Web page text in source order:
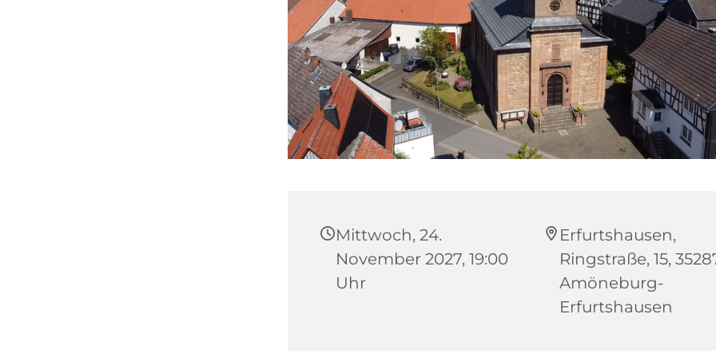
Mittwoch, 24.
November 2027, 19:00
Uhr
Erfurtshausen,
Ringstraße, 15,
Amöneburg-
Erfurtshausen